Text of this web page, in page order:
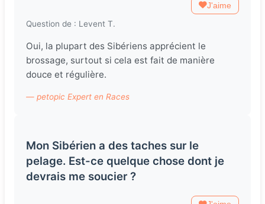
J'aime
Question de : Levent T.
Oui, la plupart des Sibériens apprécient le
brossage, surtout si cela est fait de manière
douce et régulière.
— petopic Expert en Races
Mon Sibérien a des taches sur le
pelage. Est-ce quelque chose dont je
devrais me soucier ?